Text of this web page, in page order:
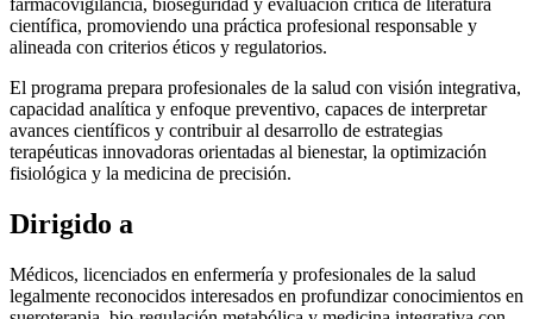
científica, promoviendo una práctica profesional responsable y
alineada con criterios éticos y regulatorios.
El programa prepara profesionales de la salud con visión integrativa,
capacidad analítica y enfoque preventivo, capaces de interpretar
avances científicos y contribuir al desarrollo de estrategias
terapéuticas innovadoras orientadas al bienestar, la optimización
fisiológica y la medicina de precisión.
Dirigido a
Médicos, licenciados en enfermería y profesionales de la salud
legalmente reconocidos interesados en profundizar conocimientos en